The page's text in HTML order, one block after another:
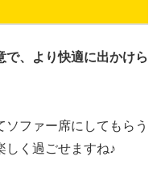
で、より快適に出かけら
ファー席にしてもらう
しく過ごせますね♪